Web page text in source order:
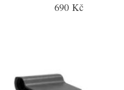
690 Kč